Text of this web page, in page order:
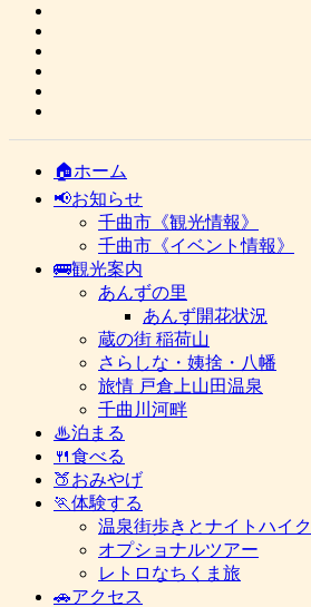
🏠ホーム
📢お知らせ
千曲市《観光情報》
千曲市《イベント情報》
🚌観光案内
あんずの里
あんず開花状況
蔵の街 稲荷山
さらしな・姨捨・八幡
旅情 戸倉上山田温泉
千曲川河畔
♨泊まる
🍴食べる
🍑おみやげ
🏃体験する
温泉街歩きとナイトハイク
オプショナルツアー
レトロなちくま旅
🚗アクセス